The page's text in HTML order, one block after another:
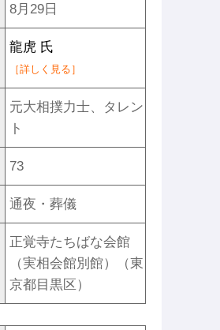
8月29日
龍虎 氏
［詳しく見る］
元大相撲力士、タレン
ト
73
通夜・葬儀
正覚寺たちばな会館
（実相会館別館）（東
京都目黒区）